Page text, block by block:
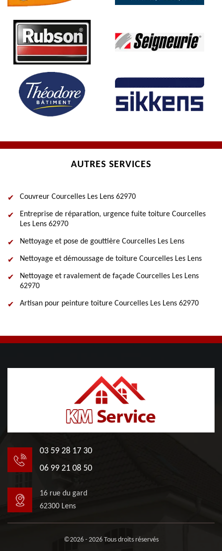
AUTRES SERVICES
Couvreur Courcelles Les Lens 62970
Entreprise de réparation, urgence fuite toiture Courcelles
Les Lens 62970
Nettoyage et pose de gouttière Courcelles Les Lens
Nettoyage et démoussage de toiture Courcelles Les Lens
Nettoyage et ravalement de façade Courcelles Les Lens
62970
Artisan pour peinture toiture Courcelles Les Lens 62970
03 59 28 17 30
06 99 21 08 50
16 rue du gard
62300 Lens
©2026 - 2026 Tous droits réservés